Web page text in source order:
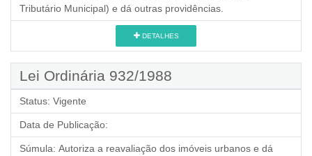
Tributário Municipal) e dá outras providências.
DETALHES
Lei Ordinária 932/1988
Status: Vigente
Data de Publicação:
Súmula: Autoriza a reavaliação dos imóveis urbanos e dá